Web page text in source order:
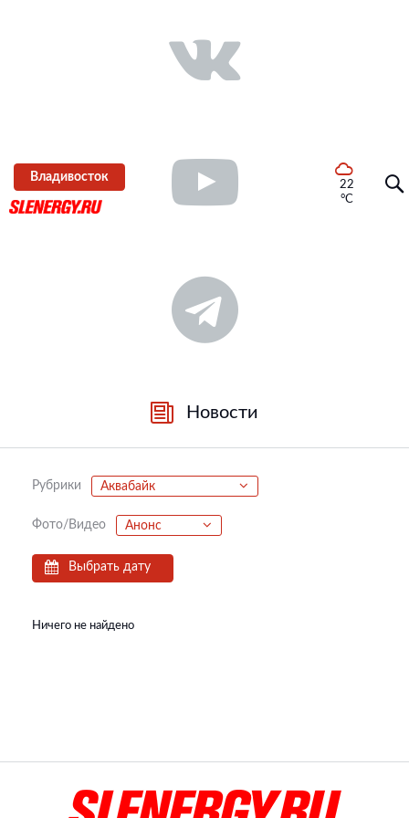
Владивосток
22
°C
Новости
Рубрики Аквабайк
Фото/Видео Анонс
Выбрать дату
Ничего не найдено